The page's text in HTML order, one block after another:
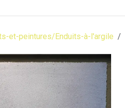
et-peintures/Enduits-à-l'argile